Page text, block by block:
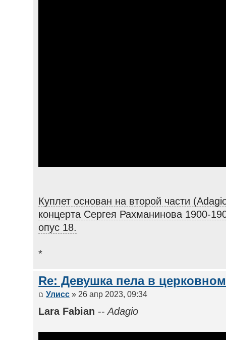
Куплет основан на второй части
концерта Сергея Рахманинова 1900-
опус 18.
*
Re: Девушка пела в
Улисс » 26 апр 2023, 09:34
Lara Fabian -- Adagio